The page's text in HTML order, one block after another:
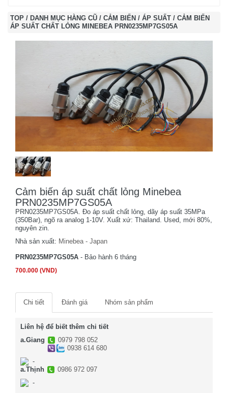
TOP / DANH MỤC HÀNG CŨ / CẢM BIẾN / ÁP SUẤT / CẢM BIẾN
ÁP SUẤT CHẤT LỎNG MINEBEA PRN0235MP7GS05A
Cảm biến áp suất chất lỏng Minebea
PRN0235MP7GS05A
PRN0235MP7GS05A. Đo áp suất chất lỏng, dãy áp suất 35MPa
(350Bar), ngõ ra analog 1-10V. Xuất xứ: Thailand. Used, mới 80%,
nguyên zin.
Nhà sản xuất: Minebea - Japan
PRN0235MP7GS05A - Bảo hành 6 tháng
700.000 (VND)
Chi tiết Đánh giá Nhóm sản phẩm
Liên hệ để biết thêm chi tiết
a.Giang
0979 798 052
0938 614 680
-
a.Thịnh
0986 972 097
-